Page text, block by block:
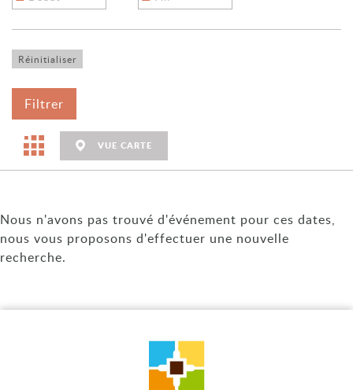
VUE CARTE
Nous n'avons pas trouvé d'événement pour ces dates,
nous vous proposons d'effectuer une nouvelle
recherche.